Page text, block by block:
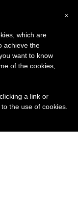
قداس
x
which are
achieve the
want to know
of the cookies,
a link or
the use of cookies.